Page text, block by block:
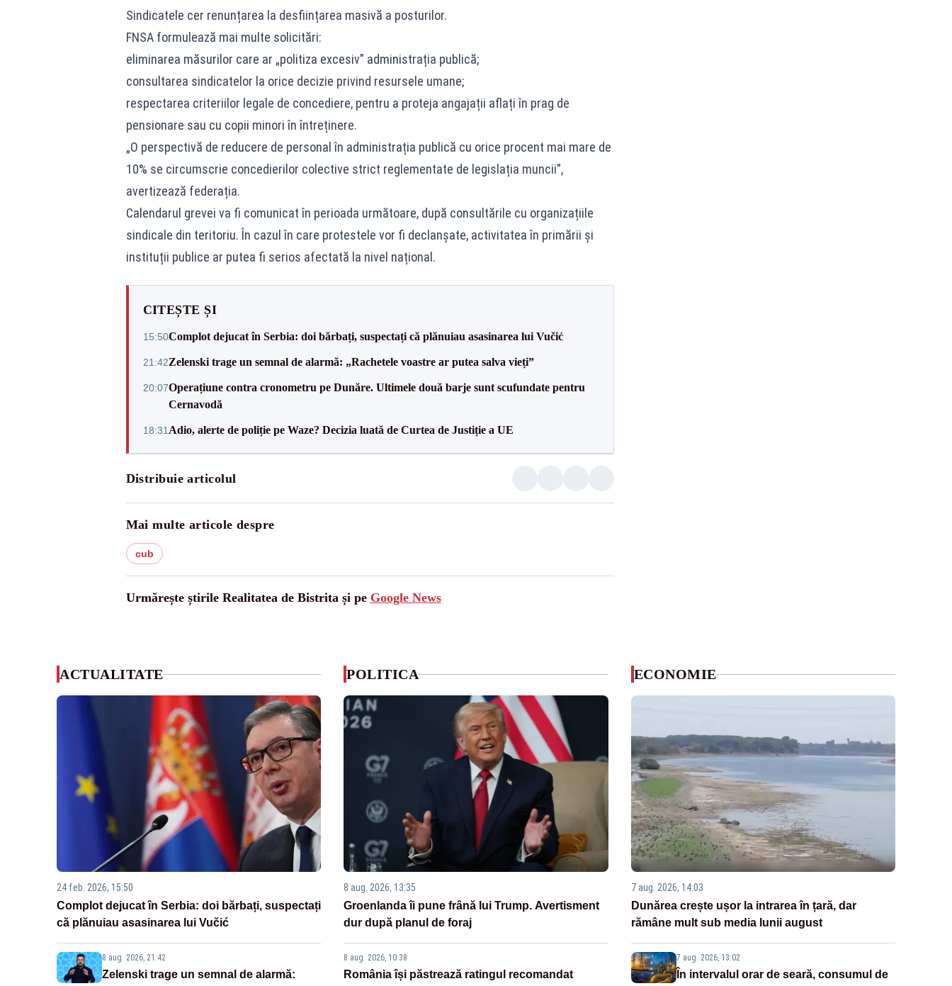
Sindicatele cer renunțarea la desființarea masivă a posturilor.
FNSA formulează mai multe solicitări:
eliminarea măsurilor care ar „politiza excesiv” administrația publică;
consultarea sindicatelor la orice decizie privind resursele umane;
respectarea criteriilor legale de concediere, pentru a proteja angajații aflați în prag de
pensionare sau cu copii minori în întreținere.
„O perspectivă de reducere de personal în administrația publică cu orice procent mai mare de
10% se circumscrie concedierilor colective strict reglementate de legislația muncii”,
avertizează federația.
Calendarul grevei va fi comunicat în perioada următoare, după consultările cu organizațiile
sindicale din teritoriu. În cazul în care protestele vor fi declanșate, activitatea în primării și
instituții publice ar putea fi serios afectată la nivel național.
CITEȘTE ȘI
15:50Complot dejucat în Serbia: doi bărbați, suspectați că plănuiau asasinarea lui Vučić
21:42Zelenski trage un semnal de alarmă: „Rachetele voastre ar putea salva vieți”
20:07Operațiune contra cronometru pe Dunăre. Ultimele două barje sunt scufundate pentru
Cernavodă
18:31 Adio, alerte de poliție pe Waze? Decizia luată de Curtea de Justiție a UE
Distribuie articolul
Mai multe articole despre
cub
Urmărește știrile Realitatea de Bistrita și pe Google News
ACTUALITATE
24 feb. 2026, 15:50
Complot dejucat în Serbia: doi bărbați, suspectați
că plănuiau asasinarea lui Vučić
8 aug. 2026, 21:42
Zelenski trage un semnal de alarmă:
POLITICA
8 aug. 2026, 13:35
Groenlanda îi pune frână lui Trump. Avertisment
dur după planul de foraj
8 aug. 2026, 10:38
România își păstrează ratingul recomandat
ECONOMIE
7 aug. 2026, 14:03
Dunărea crește ușor la intrarea în țară, dar
rămâne mult sub media lunii august
7 aug. 2026, 13:02
În intervalul orar de seară, consumul de